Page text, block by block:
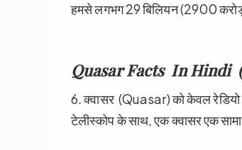
हमसे लगभग 29 बिलियन (2900
Quasar Facts In Hindi
6. क्वासर (Quasar) को केवल रेडियो
टेलीस्कोप के साथ, एक क्वासर एक